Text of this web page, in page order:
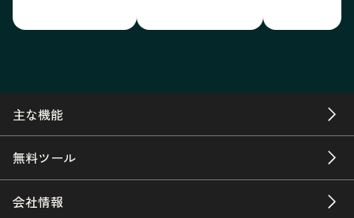
主な機能
無料ツール
会社情報